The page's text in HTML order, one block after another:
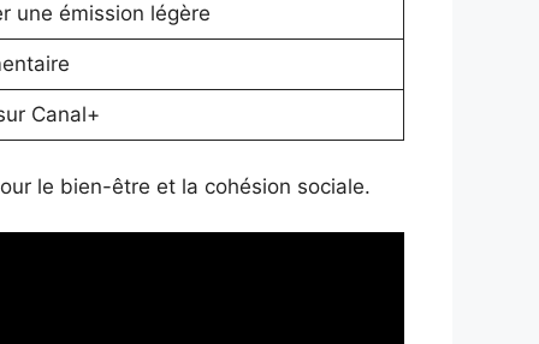
une émission légère
Canal+
le bien-être et la cohésion sociale.